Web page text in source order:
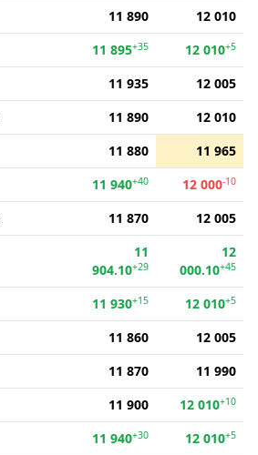
11 890
12 010
11 895+35 12 010+5
11 935
12 005
11 890
12 010
11 880
11 965
11 940+40 12 000-10
11 870 12 005
11
904.10+29
12
000.10+45
11 930+15 12 010+5
11 860
12 005
11 870
11 990
11 900 12 010+10
11 940+30 12 010+5